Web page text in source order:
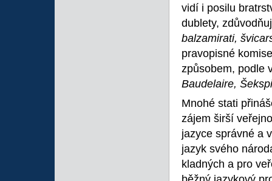
vidí i posilu
dublety,
balzamirati,
pravopisné
způsobem, podle
Baudelaire,
Mnohé stati
zájem širší
jazyce správné a
jazyk svého
kladných a pro